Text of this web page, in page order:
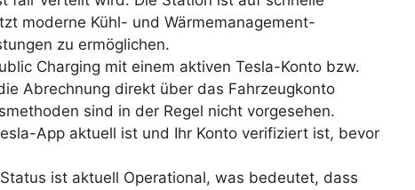
moderne Kühl- und Wärmemanagement-
zu ermöglichen.
Charging mit einem aktiven Tesla-Konto bzw.
Abrechnung direkt über das Fahrzeugkonto
sind in der Regel nicht vorgesehen.
App aktuell ist und Ihr Konto verifiziert ist, bevor
ist aktuell Operational, was bedeutet, dass